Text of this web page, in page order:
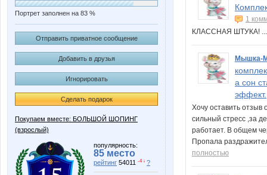
Портрет заполнен на 83 %
Отправить приватное сообщение
Добавить в друзья
Игнорировать
Сделать подарок
Покупаем вместе: БОЛЬШОЙ ШОПИНГ
(взрослый)
популярность:
85 место
рейтинг 54011 -4 ↓ ?
1
КЛАССНАЯ ШТУКА!
Мышка-
а сон
эффект.
Хочу оставить
сильный стресс ,за
работает. В общем
Пропала
полностью